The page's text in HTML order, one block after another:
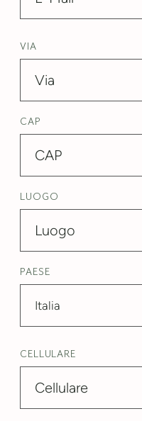
VIA
CAP
LUOGO
PAESE
Italia
CELLULARE